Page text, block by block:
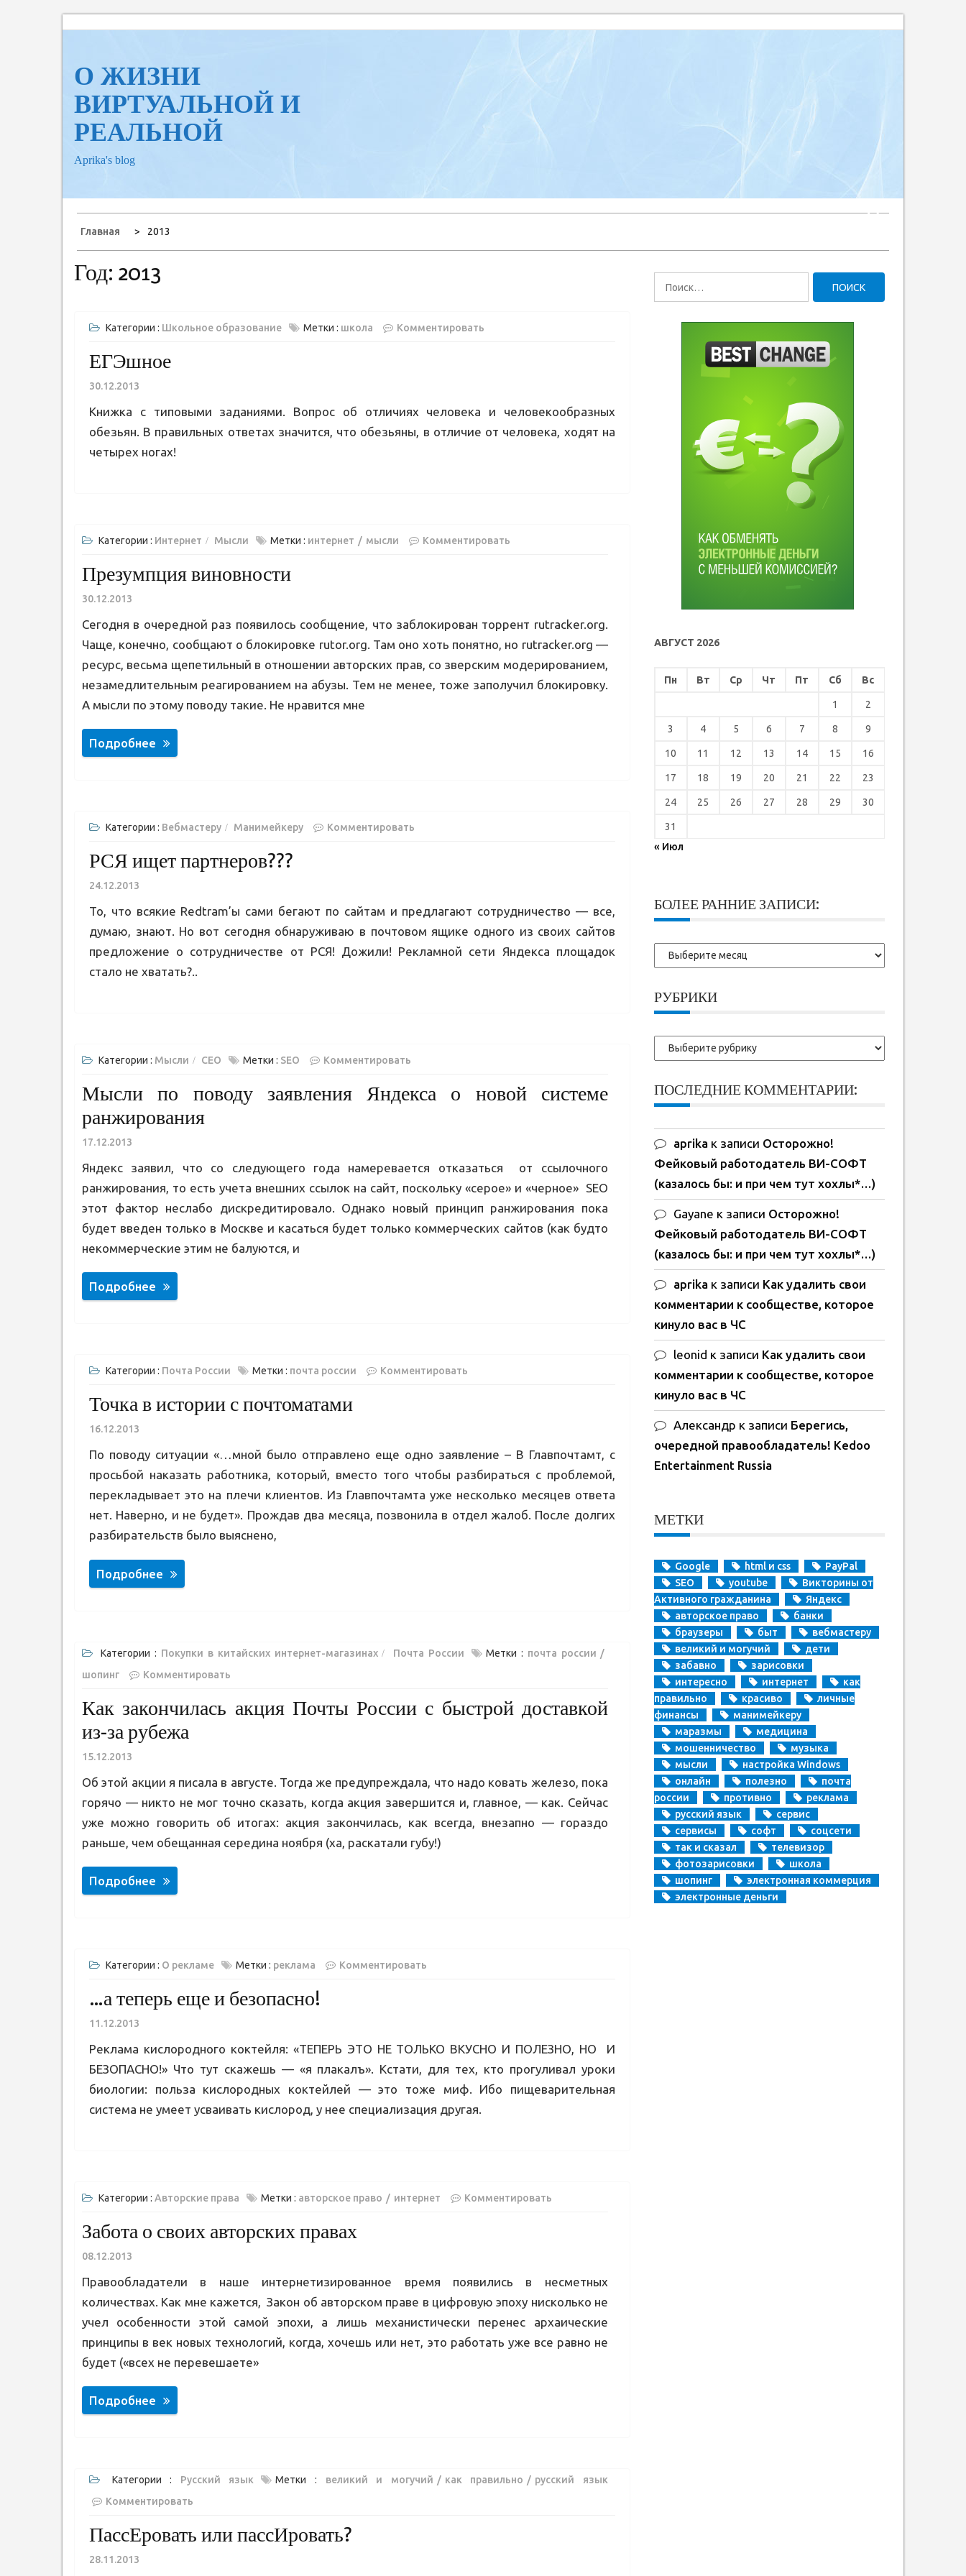
О ЖИЗНИ
ВИРТУАЛЬНОЙ И
РЕАЛЬНОЙ
Aprika's blog
Главная 2013
Год: 2013
Категории : Школьное образование Метки : школа Комментировать
ЕГЭшное
30.12.2013
Книжка с типовыми заданиями. Вопрос об отличиях человека и человекообразных
обезьян. В правильных ответах значится, что обезьяны, в отличие от человека, ходят на
четырех ногах!
Категории : Интернет Мысли Метки : интернет мысли Комментировать
Презумпция виновности
30.12.2013
Сегодня в очередной раз появилось сообщение, что заблокирован торрент rutracker.org.
Чаще, конечно, сообщают о блокировке rutor.org. Там оно хоть понятно, но rutracker.org —
ресурс, весьма щепетильный в отношении авторских прав, со зверским модерированием,
незамедлительным реагированием на абузы. Тем не менее, тоже заполучил блокировку.
А мысли по этому поводу такие. Не нравится мне
Подробнее
Категории : Вебмастеру Манимейкеру Комментировать
РСЯ ищет партнеров???
24.12.2013
То, что всякие Redtram’ы сами бегают по сайтам и предлагают сотрудничество — все,
думаю, знают. Но вот сегодня обнаруживаю в почтовом ящике одного из своих сайтов
предложение о сотрудничестве от РСЯ! Дожили! Рекламной сети Яндекса площадок
стало не хватать?..
Категории : Мысли СЕО Метки : SEO Комментировать
Мысли по поводу заявления Яндекса о новой системе
ранжирования
17.12.2013
Яндекс заявил, что со следующего года намеревается отказаться от ссылочного
ранжирования, то есть учета внешних ссылок на сайт, поскольку «серое» и «черное» SEO
этот фактор неслабо дискредитировало. Однако новый принцип ранжирования пока
будет введен только в Москве и касаться будет только коммерческих сайтов (как будто
некоммерческие этим не балуются, и
Подробнее
Категории : Почта России Метки : почта россии Комментировать
Точка в истории с почтоматами
16.12.2013
По поводу ситуации «…мной было отправлено еще одно заявление – В Главпочтамт, с
просьбой наказать работника, который, вместо того чтобы разбираться с проблемой,
перекладывает это на плечи клиентов. Из Главпочтамта уже несколько месяцев ответа
нет. Наверно, и не будет». Прождав два месяца, позвонила в отдел жалоб. После долгих
разбирательств было выяснено,
Подробнее
Категории : Покупки в китайских интернет-магазинах Почта России Метки : почта россии
шопинг
Комментировать
Как закончилась акция Почты России с быстрой доставкой
из-за рубежа
15.12.2013
Об этой акции я писала в августе. Тогда же предупреждала, что надо ковать железо, пока
горячо — никто не мог точно сказать, когда акция завершится и, главное, — как. Сейчас
уже можно говорить об итогах: акция закончилась, как всегда, внезапно — гораздо
раньше, чем обещанная середина ноября (ха, раскатали губу!)
Подробнее
Категории : О рекламе Метки : реклама Комментировать
…а теперь еще и безопасно!
11.12.2013
Реклама кислородного коктейля: «ТЕПЕРЬ ЭТО НЕ ТОЛЬКО ВКУСНО И ПОЛЕЗНО, НО И
БЕЗОПАСНО!» Что тут скажешь — «я плакалъ». Кстати, для тех, кто прогуливал уроки
биологии: польза кислородных коктейлей — это тоже миф. Ибо пищеварительная
система не умеет усваивать кислород, у нее специализация другая.
Категории : Авторские права Метки : авторское право интернет Комментировать
Забота о своих авторских правах
08.12.2013
Правообладатели в наше интернетизированное время появились в несметных
количествах. Как мне кажется, Закон об авторском праве в цифровую эпоху нисколько не
учел особенности этой самой эпохи, а лишь механистически перенес архаические
принципы в век новых технологий, когда, хочешь или нет, это работать уже все равно не
будет («всех не перевешаете»
Подробнее
Категории : Русский язык Метки : великий и могучий как правильно
русский язык
Комментировать
ПассЕровать или пассИровать?
28.11.2013
АВГУСТ 2026
Пн Вт Ср Чт Пт Сб Вс
1 2
3 4 5 6 7 8 9
10 11 12 13 14 15 16
17 18 19 20 21 22 23
24 25 26 27 28 29 30
31
« Июл
БОЛЕЕ РАННИЕ ЗАПИСИ:
Более
ранние
РУБРИКИ
Рубрики
ПОСЛЕДНИЕ КОММЕНТАРИИ:
aprikaк записи Осторожно!
Фейковый работодатель ВИ-СОФТ
(казалось бы: и при чем тут хохлы*…)
Gayane к записи Осторожно!
Фейковый работодатель ВИ-СОФТ
(казалось бы: и при чем тут хохлы*…)
aprikaк записи Как удалить свои
комментарии к сообществе, которое
кинуло вас в ЧС
leonid к записи Как удалить свои
комментарии к сообществе, которое
кинуло вас в ЧС
Александр к записи Берегись,
очередной правообладатель! Kedoo
Entertainment Russia
МЕТКИ
Google html и css
PayPal
SEO
youtube
Викторины от
Активного гражданина
Яндекс
авторское право
банки
браузеры
быт
вебмастеру
великий и могучий
дети
забавно
зарисовки
интересно
интернет
как
правильно
красиво
личные
финансы
манимейкеру
маразмы
медицина
мошенничество
музыка
мысли
настройка Windows
онлайн
полезно
почта
россии
противно
реклама
русский язык
сервис
сервисы
софт
соцсети
так и сказал
телевизор
фотозарисовки
школа
шопинг
электронная коммерция
электронные деньги